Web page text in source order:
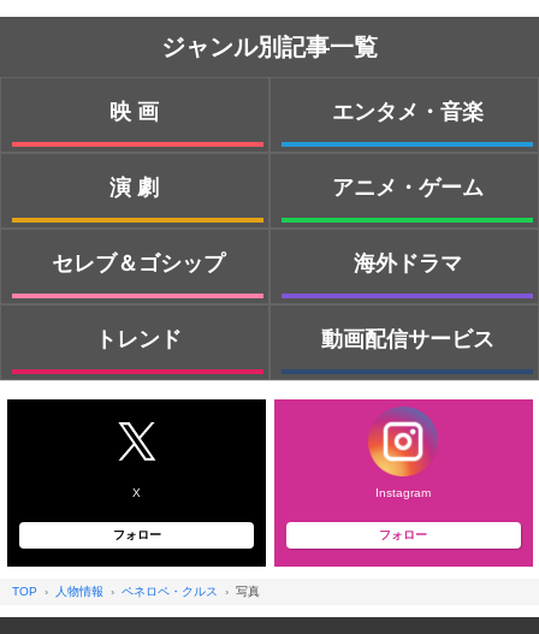
ジャンル別記事一覧
映画
演劇
セレブ＆ゴシップ
トレンド
エンタメ・音楽
アニメ・ゲーム
海外ドラマ
動画配信サービス
X
フォロー
Instagram
フォロー
TOP 人物情報 ペネロペ・クルス 写真